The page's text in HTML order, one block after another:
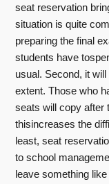
seat reservation
situation is quite
preparing the final
students have
usual. Second, it
extent. Those who
seats will copy after
thisincreases the
least, seat
to school
leave something